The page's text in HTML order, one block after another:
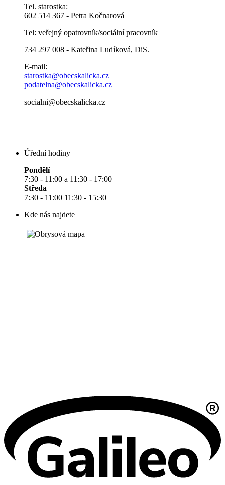
Tel. starostka:
602 514 367 - Petra Kočnarová
Tel: veřejný opatrovník/sociální pracovník
734 297 008 - Kateřina Ludíková, DiS.
E-mail:
starostka@obecskalicka.cz
podatelna@obecskalicka.cz
socialni@obecskalicka.cz
Úřední hodiny
Pondělí
7:30 - 11:00 a 11:30 - 17:00
Středa
7:30 - 11:00 11:30 - 15:30
Kde nás najdete